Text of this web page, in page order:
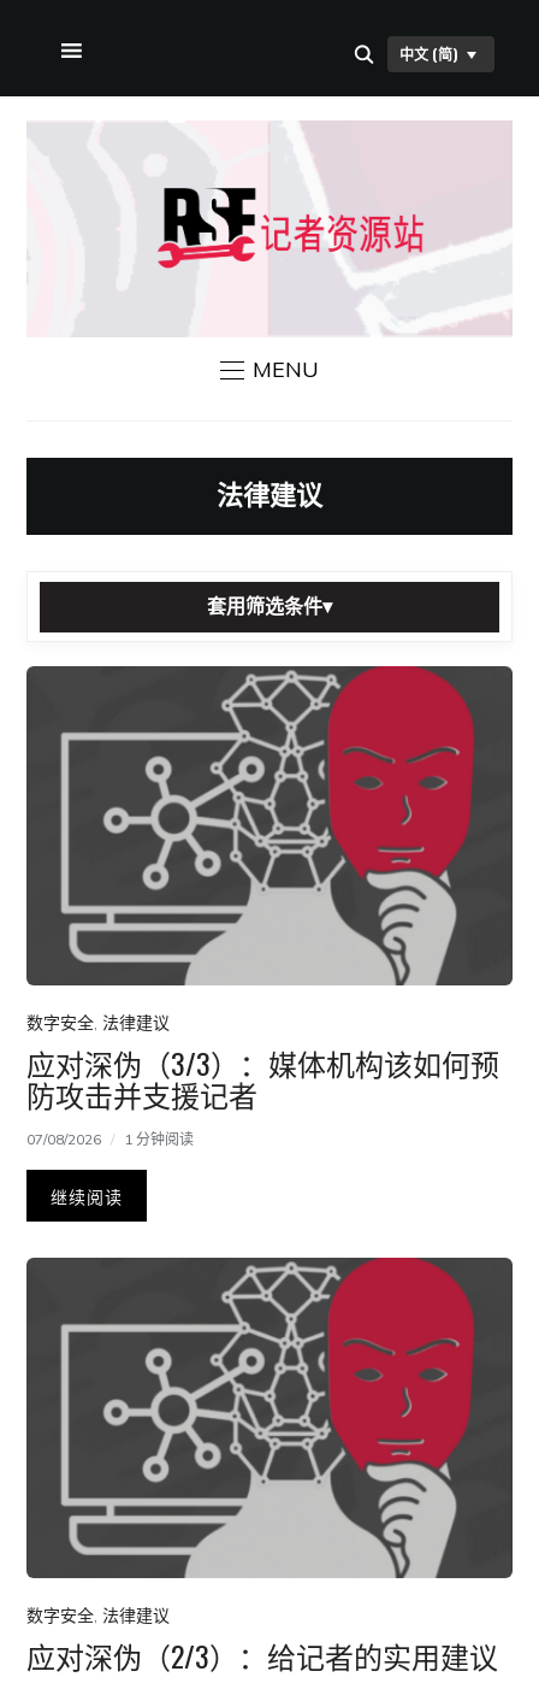
首页
中文 (简)
MENU
法律建议
套用筛选条件▾
套用筛选条件
数字安全, 法律建议
应对深伪（3/3）：媒体机构该如何预
防攻击并支援记者
07/08/2026 1 分钟阅读
继续阅读
数字安全 法律建议
应对深伪（2/3）：给记者的实用建议